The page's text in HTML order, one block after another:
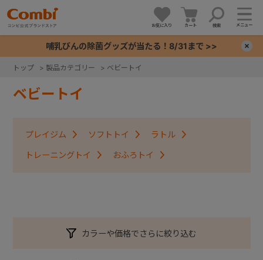
お気に入り カート 検索 メニュー
哺乳びんの除菌グッズが当たる！8/31まで >>
トップ > 製品カテゴリー > ベビートイ
ベビートイ
プレイジム ソフトトイ ラトル
トレーニングトイ おふろトイ
カラーや価格でさらに絞り込む